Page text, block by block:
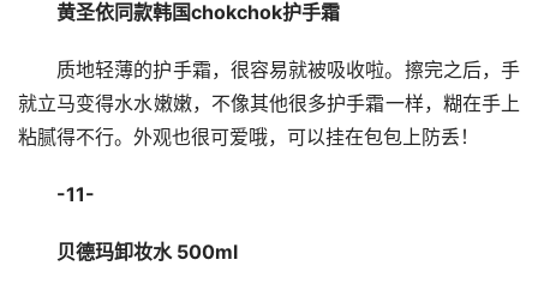
黄圣依同款韩国chokchok护手霜
质地轻薄的护手霜，很容易就被吸收啦。擦完之后，手
就立马变得水水嫩嫩，不像其他很多护手霜一样，糊在手上
粘腻得不行。外观也很可爱哦，可以挂在包包上防丢！
-11-
贝德玛卸妆水 500ml